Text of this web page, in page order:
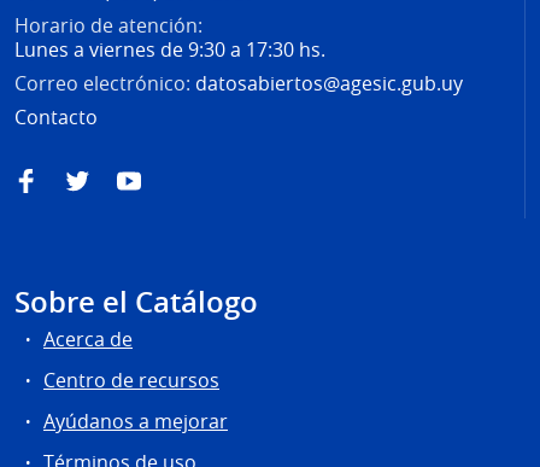
Horario de atención:
Lunes a viernes de 9:30 a 17:30 hs.
Correo electrónico: datosabiertos@agesic.gub.uy
Contacto
FacebookTwitterYouTube
Sobre el Catálogo
Acerca de
Centro de recursos
Ayúdanos a mejorar